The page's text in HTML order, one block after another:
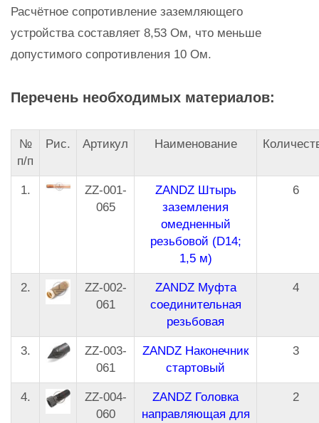
Расчётное сопротивление заземляющего
устройства составляет 8,53 Ом, что меньше
допустимого сопротивления 10 Ом.
Перечень необходимых материалов:
№
п/п
Рис. Артикул Наименование
1.
ZZ-001-
065
ZANDZ Штырь
заземления
омедненный
резьбовой (D14;
1,5 м)
6
2.
ZZ-002-
061
ZANDZ Муфта
соединительная
резьбовая
4
3.
ZZ-003-
061
ZANDZ Наконечник
стартовый
3
4.
ZZ-004-
060
ZANDZ Головка
направляющая для
2